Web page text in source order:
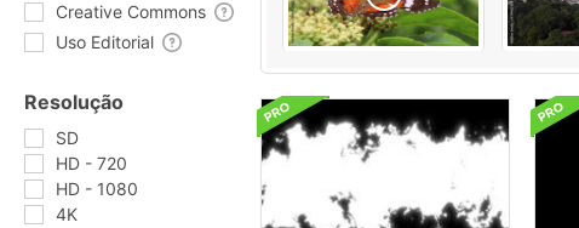
Creative Commons
Uso Editorial
Resolução
SD
HD - 720
HD - 1080
4K